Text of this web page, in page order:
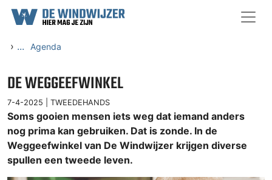
Ga naar content
› ... Agenda
DE WEGGEEFWINKEL
7-4-2025 | TWEEDEHANDS
Soms gooien mensen iets weg dat iemand anders
nog prima kan gebruiken. Dat is zonde. In de
Weggeefwinkel van De Windwijzer krijgen diverse
spullen een tweede leven.